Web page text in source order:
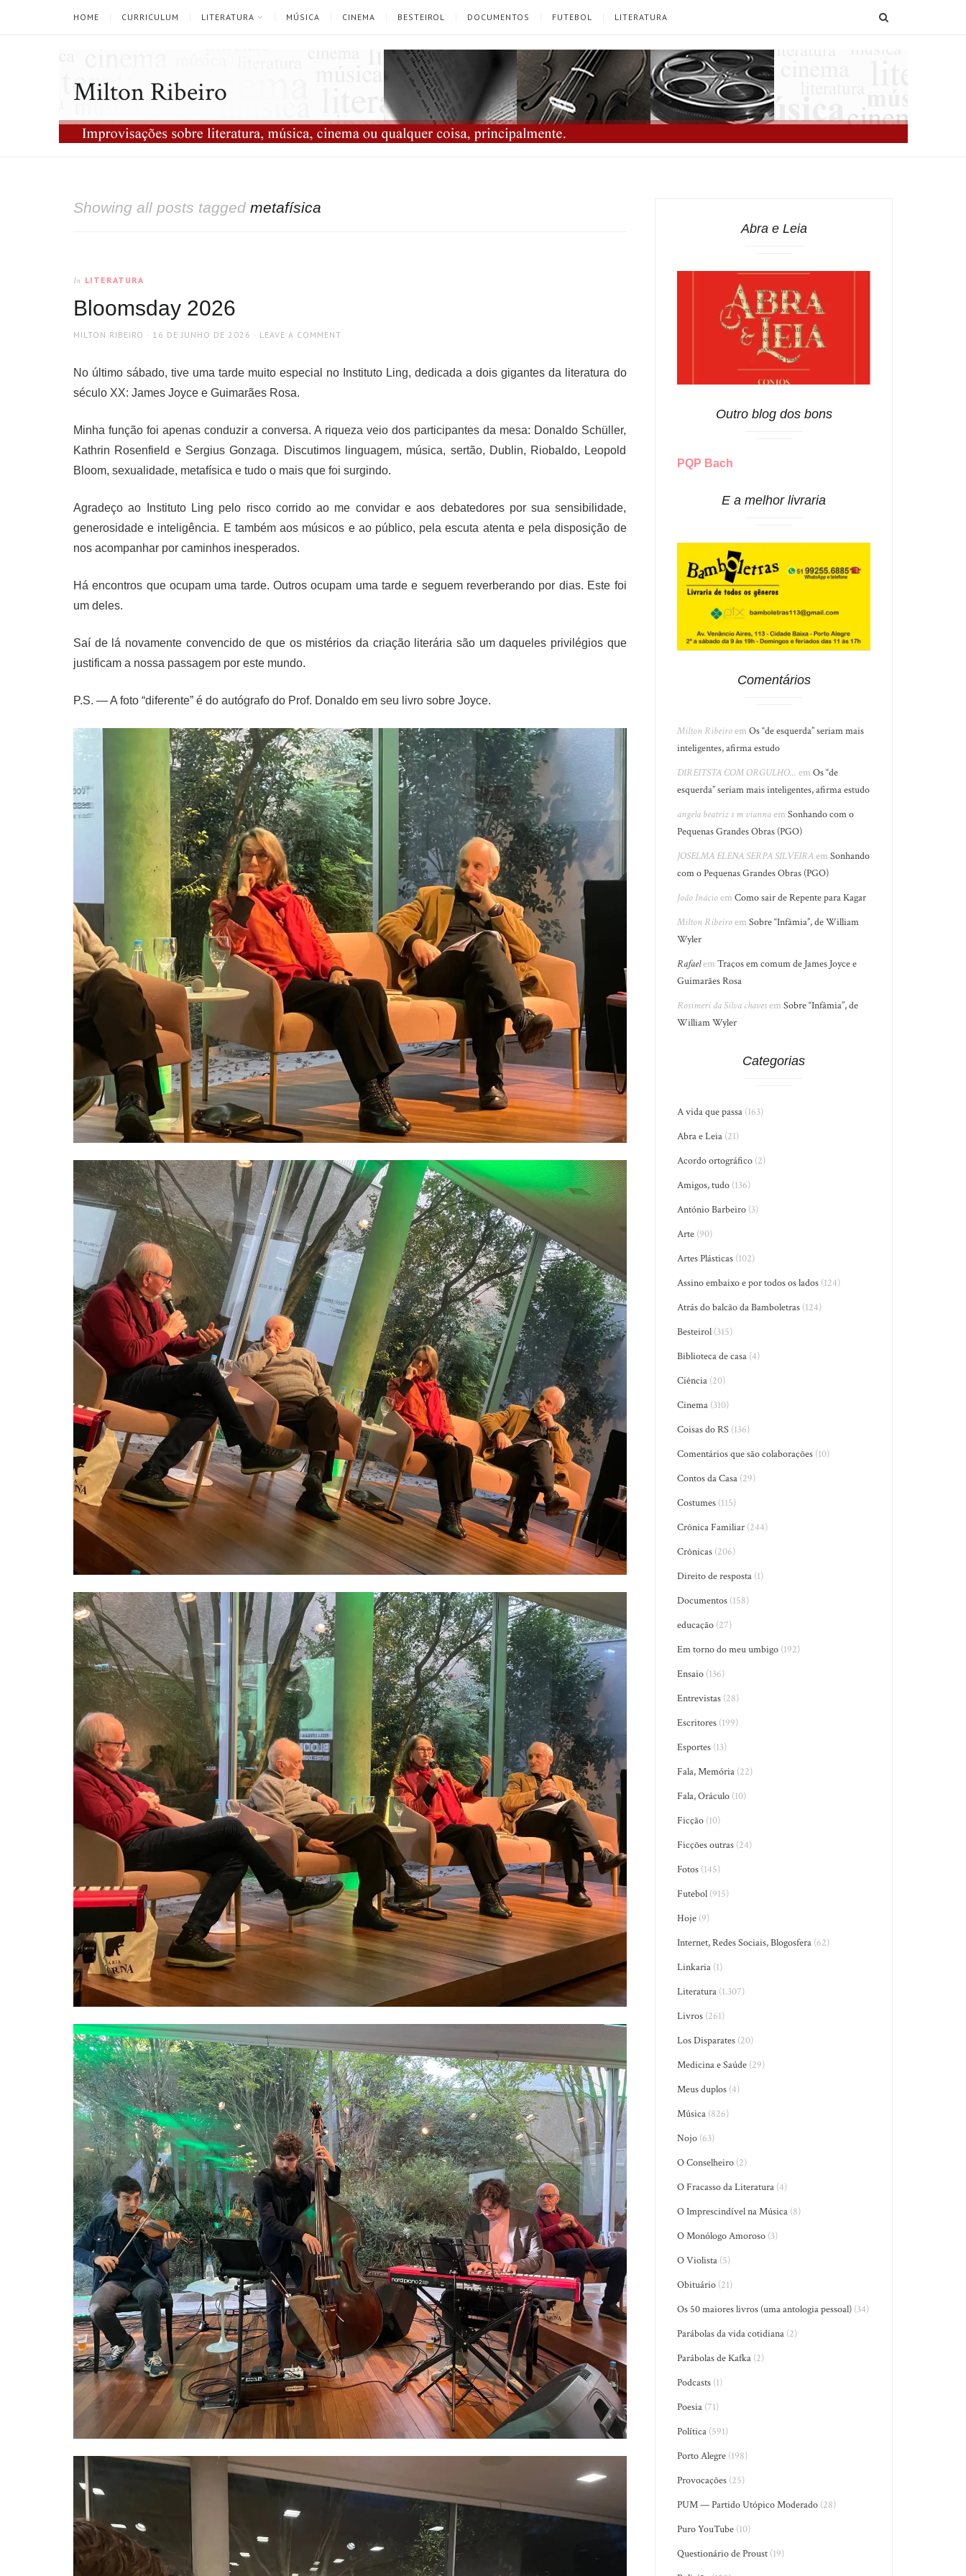
HOME CURRICULUM LITERATURA MÚSICA CINEMA BESTEIROL DOCUMENTOS FUTEBOL LITERATURA
Milton Ribeiro
Showing all posts tagged metafísica
In LITERATURA
Bloomsday 2026
AUTHOR
MILTON RIBEIRO
POSTED
16 DE JUNHO DE 2026 LEAVE A COMMENT
No último sábado, tive uma tarde muito especial no Instituto Ling, dedicada a dois gigantes da literatura do
século XX: James Joyce e Guimarães Rosa.
Minha função foi apenas conduzir a conversa. A riqueza veio dos participantes da mesa: Donaldo Schüller,
Kathrin Rosenfield e Sergius Gonzaga. Discutimos linguagem, música, sertão, Dublin, Riobaldo, Leopold
Bloom, sexualidade, metafísica e tudo o mais que foi surgindo.
Agradeço ao Instituto Ling pelo risco corrido ao me convidar e aos debatedores por sua sensibilidade,
generosidade e inteligência. E também aos músicos e ao público, pela escuta atenta e pela disposição de
nos acompanhar por caminhos inesperados.
Há encontros que ocupam uma tarde. Outros ocupam uma tarde e seguem reverberando por dias. Este foi
um deles.
Saí de lá novamente convencido de que os mistérios da criação literária são um daqueles privilégios que
justificam a nossa passagem por este mundo.
P.S. — A foto “diferente” é do autógrafo do Prof. Donaldo em seu livro sobre Joyce.
Abra e Leia
Outro blog dos bons
PQP Bach
E a melhor livraria
Comentários
Milton RibeiroemOs “de esquerda” seriam mais
inteligentes, afirma estudo
DIREITSTA COM ORGULHO... emOs “de
esquerda” seriam mais inteligentes, afirma estudo
angela beatriz s m viannaemSonhando com o
Pequenas Grandes Obras (PGO)
JOSELMA ELENA SERPA SILVEIRAemSonhando
com o Pequenas Grandes Obras (PGO)
João InácioemComo sair de Repente para Kagar
Milton RibeiroemSobre “Infâmia”, de William
Wyler
RafaelemTraços em comum de James Joyce e
Guimarães Rosa
Rosimeri da Silva chavesemSobre “Infâmia”, de
William Wyler
Categorias
A vida que passa (163)
Abra e Leia (21)
Acordo ortográfico (2)
Amigos, tudo (136)
António Barbeiro (3)
Arte (90)
Artes Plásticas (102)
Assino embaixo e por todos os lados (124)
Atrás do balcão da Bamboletras (124)
Besteirol (315)
Biblioteca de casa (4)
Ciência (20)
Cinema (310)
Coisas do RS (136)
Comentários que são colaborações (10)
Contos da Casa (29)
Costumes (115)
Crônica Familiar (244)
Crônicas (206)
Direito de resposta (1)
Documentos (158)
educação (27)
Em torno do meu umbigo (192)
Ensaio (136)
Entrevistas (28)
Escritores (199)
Esportes (13)
Fala, Memória (22)
Fala, Oráculo (10)
Ficção (10)
Ficções outras (24)
Fotos (145)
Futebol (915)
Hoje (9)
Internet, Redes Sociais, Blogosfera (62)
Linkaria (1)
Literatura (1.307)
Livros (261)
Los Disparates (20)
Medicina e Saúde (29)
Meus duplos (4)
Música (826)
Nojo (63)
O Conselheiro (2)
O Fracasso da Literatura (4)
O Imprescindível na Música (8)
O Monólogo Amoroso (3)
O Violista (5)
Obituário (21)
Os 50 maiores livros (uma antologia pessoal) (34)
Parábolas da vida cotidiana (2)
Parábolas de Kafka (2)
Podcasts (1)
Poesia (71)
Política (591)
Porto Alegre (198)
Provocações (25)
PUM — Partido Utópico Moderado (28)
Puro YouTube (10)
Questionário de Proust (19)